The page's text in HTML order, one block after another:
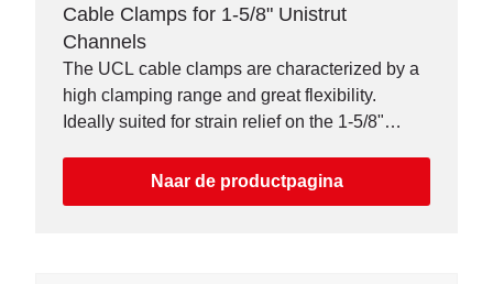
Cable Clamps for 1-5/8" Unistrut
Channels
The UCL cable clamps are characterized by a
high clamping range and great flexibility.
Ideally suited for strain relief on the 1-5/8"
Naar de productpagina